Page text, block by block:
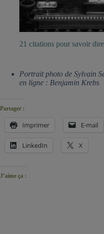
21 citations pour savoir
Portrait photo de Sylvain
en ligne : Benjamin Krebs
Partager :
Imprimer E-mail
LinkedIn X
J’aime ça :